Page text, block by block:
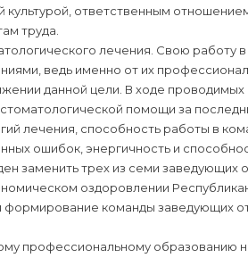
ответственным
труда.
лечения. Свою работу в
ведь именно от их
данной цели. В ходе
помощи за
лечения, способность работы в
ошибок, энергичность и
заменить трех из семи заведующих
оздоровлении
формирование команды заведующих
профессиональному образованию